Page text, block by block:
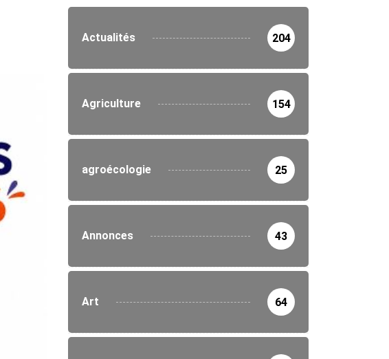
Actualités 204
Agriculture 154
agroécologie 25
Annonces 43
Art 64